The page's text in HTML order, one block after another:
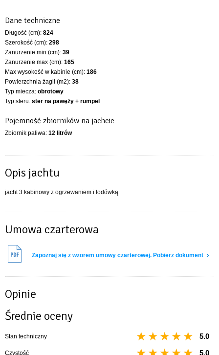
Dane techniczne
Długość (cm): 824
Szerokość (cm): 298
Zanurzenie min (cm): 39
Zanurzenie max (cm): 165
Max wysokość w kabinie (cm): 186
Powierzchnia żagli (m2): 38
Typ miecza: obrotowy
Typ steru: ster na pawęży + rumpel
Pojemność zbiorników na jachcie
Zbiornik paliwa: 12 litrów
Opis jachtu
jacht 3 kabinowy z ogrzewaniem i lodówką
Umowa czarterowa
Zapoznaj się z wzorem umowy czarterowej. Pobierz dokument
Opinie
Średnie oceny
Stan techniczny 5.0
Czystość 5.0